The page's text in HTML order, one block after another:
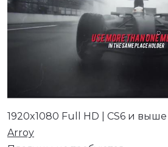
1920x1080 Full HD | CS6 и выше
Arroy